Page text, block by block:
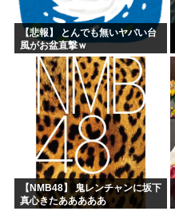
【悲報】 とんでも無いヤバい台
風がお盆直撃ｗ
【NMB48】 鬼レンチャンに坂下
真心きたあああああ